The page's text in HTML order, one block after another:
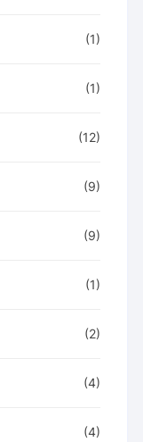
(1)
(1)
(12)
(9)
(9)
(1)
(2)
(4)
(4)